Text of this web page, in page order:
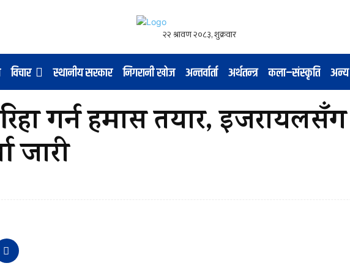
विचार स्थानीय सरकार निगरानी खोज अन्तर्वार्ता अर्थतन्त्र कला–संस्कृति अन्य
गर्न हमास तयार, इजरायलसँग
जारी